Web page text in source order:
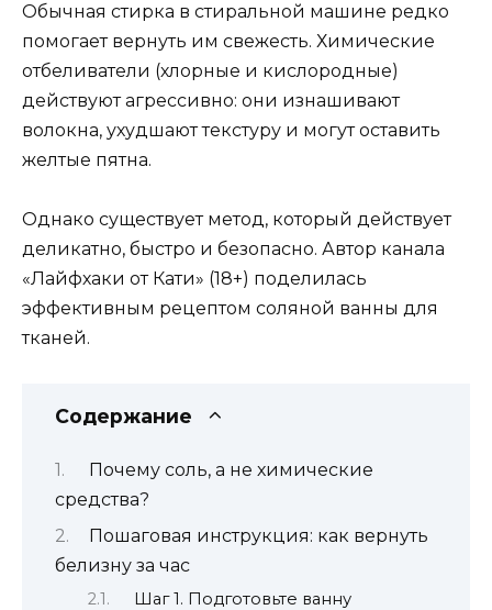
Обычная стирка в стиральной машине редко
помогает вернуть им свежесть. Химические
отбеливатели (хлорные и кислородные)
действуют агрессивно: они изнашивают
волокна, ухудшают текстуру и могут оставить
желтые пятна.
Однако существует метод, который действует
деликатно, быстро и безопасно. Автор канала
«Лайфхаки от Кати» (18+) поделилась
эффективным рецептом соляной ванны для
тканей.
Содержание
Почему соль, а не химические
средства?
Пошаговая инструкция: как вернуть
белизну за час
Шаг 1. Подготовьте ванну